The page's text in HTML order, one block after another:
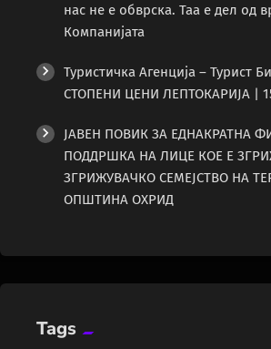
нас не е обврска. Таа е дел од
Компанијата
Туристичка Агенција – Турист
СТОПЕНИ ЦЕНИ ЛЕПТОКАРИЈА |
ЈАВЕН ПОВИК ЗА ЕДНАКРАТНА
ПОДДРШКА НА ЛИЦЕ КОЕ Е
ЗГРИЖУВАЧКО СЕМЕЈСТВО НА
ОПШТИНА ОХРИД
Tags